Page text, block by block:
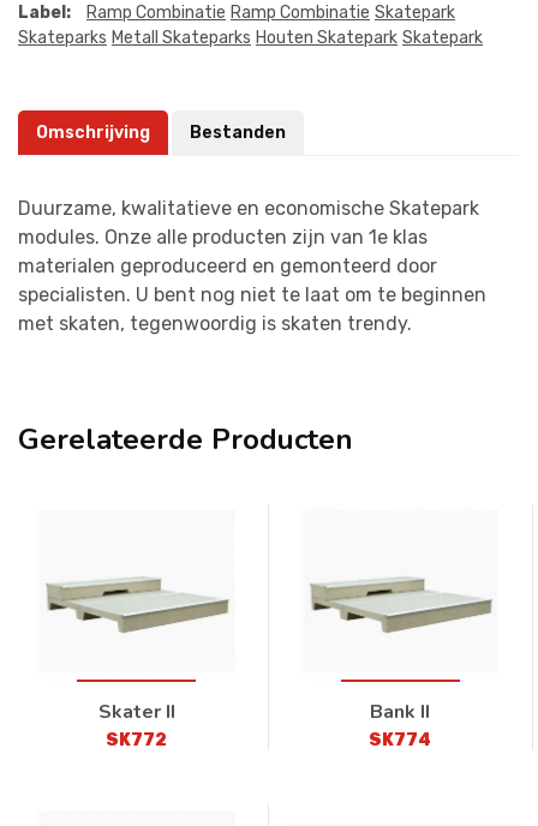
Label: Ramp Combinatie Ramp Combinatie Skatepark
Skateparks Metall Skateparks Houten Skatepark Skatepark
Omschrijving Bestanden
Duurzame, kwalitatieve en economische Skatepark
modules. Onze alle producten zijn van 1e klas
materialen geproduceerd en gemonteerd door
specialisten. U bent nog niet te laat om te beginnen
met skaten, tegenwoordig is skaten trendy.
Gerelateerde Producten
Skater II
SK772
Bank II
SK774